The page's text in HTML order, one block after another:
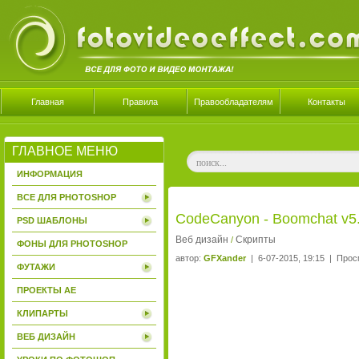
Главная Правила Правообладателям Контакты
ГЛАВНОЕ МЕНЮ
ИНФОРМАЦИЯ
ВСЕ ДЛЯ PHOTOSHOP
PSD ШАБЛОНЫ
ФОНЫ ДЛЯ PHOTOSHOP
ФУТАЖИ
ПРОЕКТЫ AE
КЛИПАРТЫ
ВЕБ ДИЗАЙН
CodeCanyon - Boomchat
Веб дизайн / Скрипты
автор: GFXander| 6-07-2015, 19:15 |